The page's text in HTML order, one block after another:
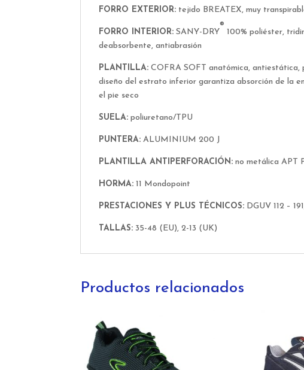
FORRO EXTERIOR: tejido BREATEX, muy
FORRO INTERIOR: SANY-DRY
®
100% poliéster,
deabsorbente, antiabrasión
PLANTILLA: COFRA SOFT anatómica, antiestática,
diseño del estrato inferior garantiza absorción de la
el pie seco
SUELA: poliuretano/TPU
PUNTERA: ALUMINIUM 200 J
PLANTILLA ANTIPERFORACIÓN: no metálica APT
HORMA: 11 Mondopoint
PRESTACIONES Y PLUS TÉCNICOS: DGUV 112 –
TALLAS: 35-48 (EU), 2-13 (UK)
Productos relacionados